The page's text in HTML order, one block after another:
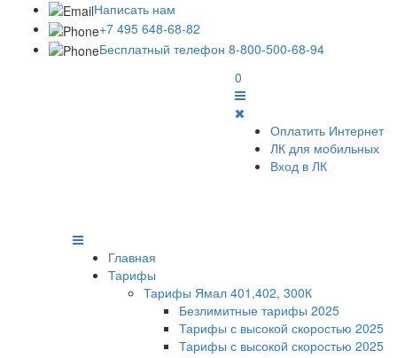
Написать нам
+7 495 648-68-82
Бесплатный телефон 8-800-500-68-94
0
Оплатить Интернет
ЛК для мобильных
Вход в ЛК
Главная
Тарифы
Тарифы Ямал 401,402, 300К
Безлимитные тарифы 2025
Тарифы с высокой скоростью 2025
Тарифы с высокой скоростью 2025